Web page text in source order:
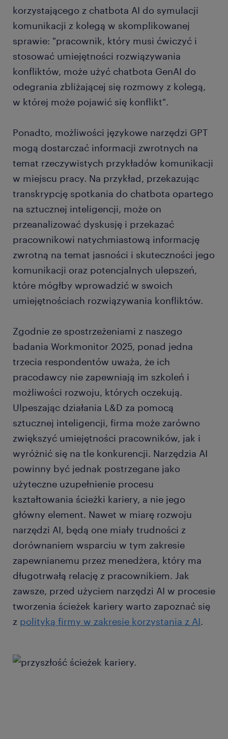
korzystającego z chatbota AI do symulacji
komunikacji z kolegą w skomplikowanej
sprawie: "pracownik, który musi ćwiczyć i
stosować umiejętności rozwiązywania
konfliktów, może użyć chatbota GenAI do
odegrania zbliżającej się rozmowy z kolegą,
w której może pojawić się konflikt".
Ponadto, możliwości językowe narzędzi GPT
mogą dostarczać informacji zwrotnych na
temat rzeczywistych przykładów komunikacji
w miejscu pracy. Na przykład, przekazując
transkrypcję spotkania do chatbota opartego
na sztucznej inteligencji, może on
przeanalizować dyskusję i przekazać
pracownikowi natychmiastową informację
zwrotną na temat jasności i skuteczności jego
komunikacji oraz potencjalnych ulepszeń,
które mógłby wprowadzić w swoich
umiejętnościach rozwiązywania konfliktów.
Zgodnie ze spostrzeżeniami z naszego
badania Workmonitor 2025, ponad jedna
trzecia respondentów uważa, że ich
pracodawcy nie zapewniają im szkoleń i
możliwości rozwoju, których oczekują.
Ulpeszając działania L&D za pomocą
sztucznej inteligencji, firma może zarówno
zwiększyć umiejętności pracowników, jak i
wyróżnić się na tle konkurencji. Narzędzia AI
powinny być jednak postrzegane jako
użyteczne uzupełnienie procesu
kształtowania ścieżki kariery, a nie jego
główny element. Nawet w miarę rozwoju
narzędzi AI, będą one miały trudności z
dorównaniem wsparciu w tym zakresie
zapewnianemu przez menedżera, który ma
długotrwałą relację z pracownikiem. Jak
zawsze, przed użyciem narzędzi AI w procesie
tworzenia ścieżek kariery warto zapoznać się
z polityką firmy w zakresie korzystania z AI.